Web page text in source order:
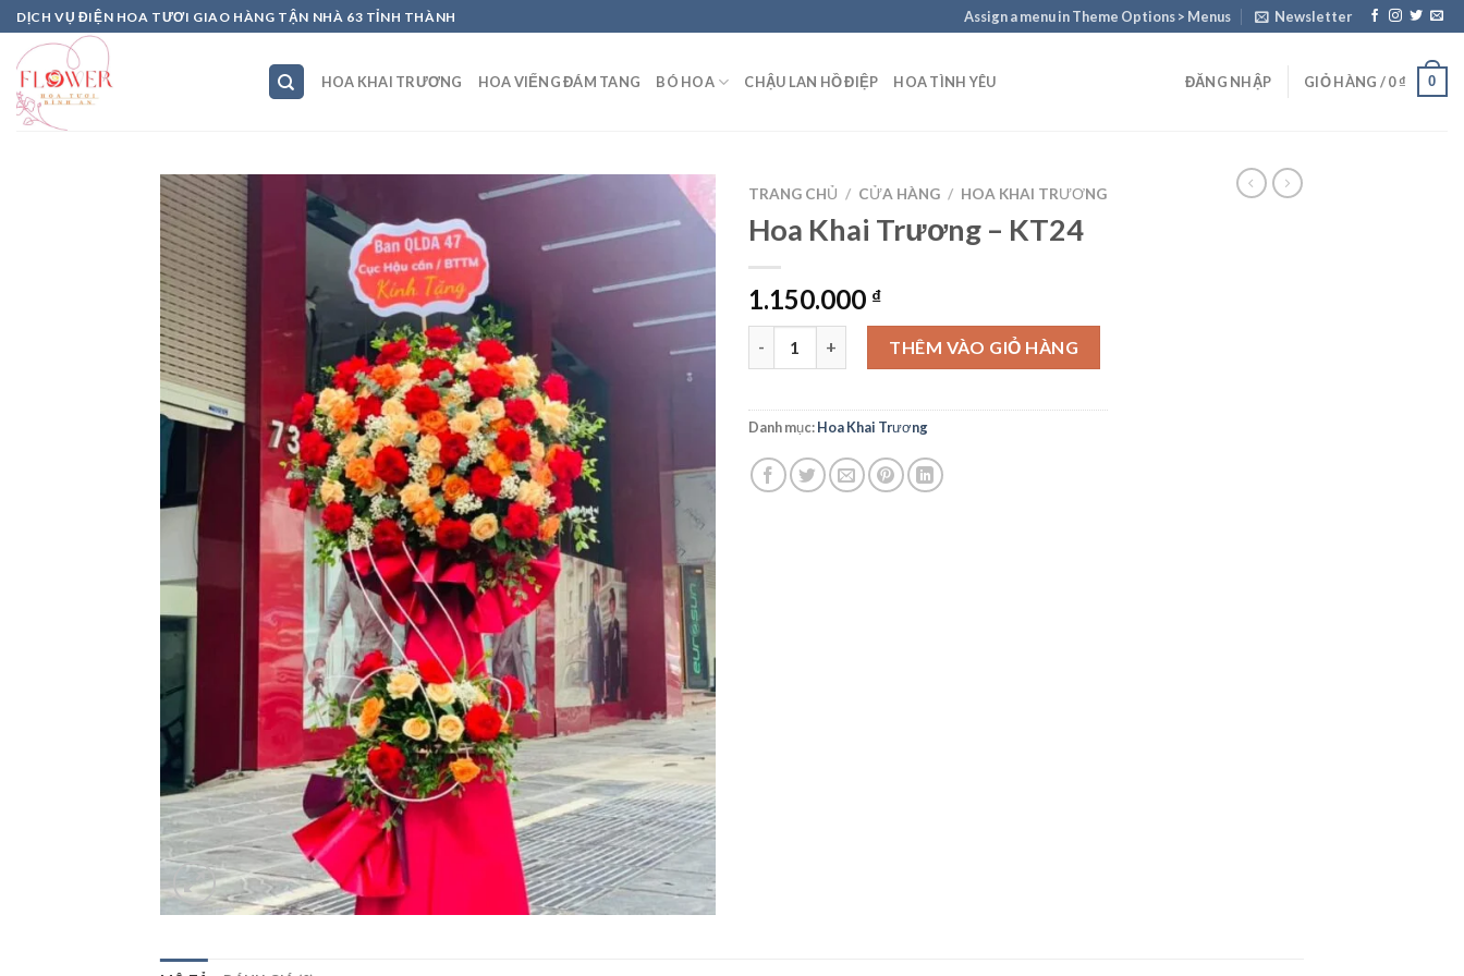
Skip
to
content
DỊCH VỤ ĐIỆN HOA TƯƠI GIAO HÀNG TẬN NHÀ 63 TỈNH THÀNH Assign a menu in Theme Options > Menus Newsletter
HOA KHAI TRƯƠNG HOA VIẾNG ĐÁM TANG BÓ HOA CHẬU LAN HỒ ĐIỆP HOA TÌNH YÊU ĐĂNG NHẬP GIỎ HÀNG /0₫ 0
TRANG CHỦ / CỬA HÀNG / HOA KHAI TRƯƠNG
Hoa Khai Trương – KT24
1.150.000 ₫
Hoa Khai Trương - KT24 số lượng
THÊM VÀO GIỎ HÀNG
Danh mục:Hoa Khai Trương